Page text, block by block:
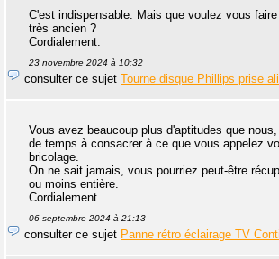
C'est indispensable. Mais que voulez vous faire
très ancien ?
Cordialement.
23 novembre 2024 à 10:32
consulter ce sujet Tourne disque Phillips prise
Vous avez beaucoup plus d'aptitudes que
de temps à consacrer à ce que vous appelez
bricolage.
On ne sait jamais, vous pourriez peut-être
ou moins entière.
Cordialement.
06 septembre 2024 à 21:13
consulter ce sujet Panne rétro éclairage TV